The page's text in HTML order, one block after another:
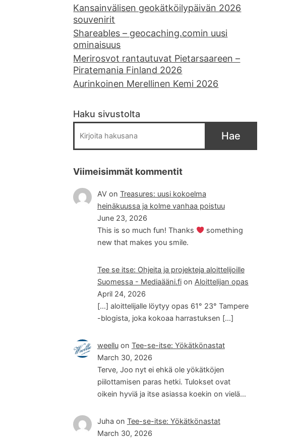
Kansainvälisen geokätköilypäivän 2026
souvenirit
Shareables – geocaching.comin uusi
ominaisuus
Merirosvot rantautuvat Pietarsaareen –
Piratemania Finland 2026
Aurinkoinen Merellinen Kemi 2026
Haku sivustolta
Hae
Viimeisimmät kommentit
AVon Treasures: uusi kokoelma
heinäkuussa ja kolme vanhaa poistuu
June 23, 2026
This is so much fun! Thanks
something
new that makes you smile.
Tee se itse: Ohjeita ja projekteja aloittelijoille
Suomessa - Mediaääni.fion Aloittelijan opas
April 24, 2026
[…] aloittelijalle löytyy opas 61° 23° Tampere
-blogista, joka kokoaa harrastuksen […]
weelluon Tee-se-itse: Yökätkönastat
March 30, 2026
Terve, Joo nyt ei ehkä ole yökätköjen
piilottamisen paras hetki. Tulokset ovat
oikein hyviä ja itse asiassa koekin on vielä…
Juha on Tee-se-itse: Yökätkönastat
March 30, 2026